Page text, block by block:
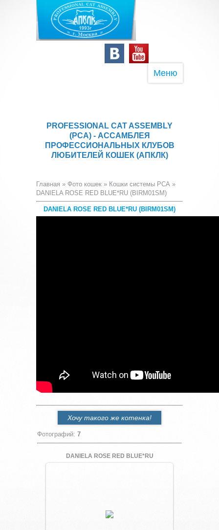
Меню
PROFESSIONAL CAT ASSEMBLY
(PCA) - АССАМБЛЕЯ
ПРОФЕССИОНАЛЬНЫХ КЛУБОВ
ЛЮБИТЕЛЕЙ КОШЕК (АПКЛК)
Главная » Фото кошек » Кошки системы PCA »
DANIELA ROSE RED BLUE*RU (BIRM01SM)
DANIELA ROSE RED BLUE*RU (BIRM01SM)
Хочу такого же котенка!
Фотографий: 7
DANIELA ROSE RED BLUE*RU
Увеличить